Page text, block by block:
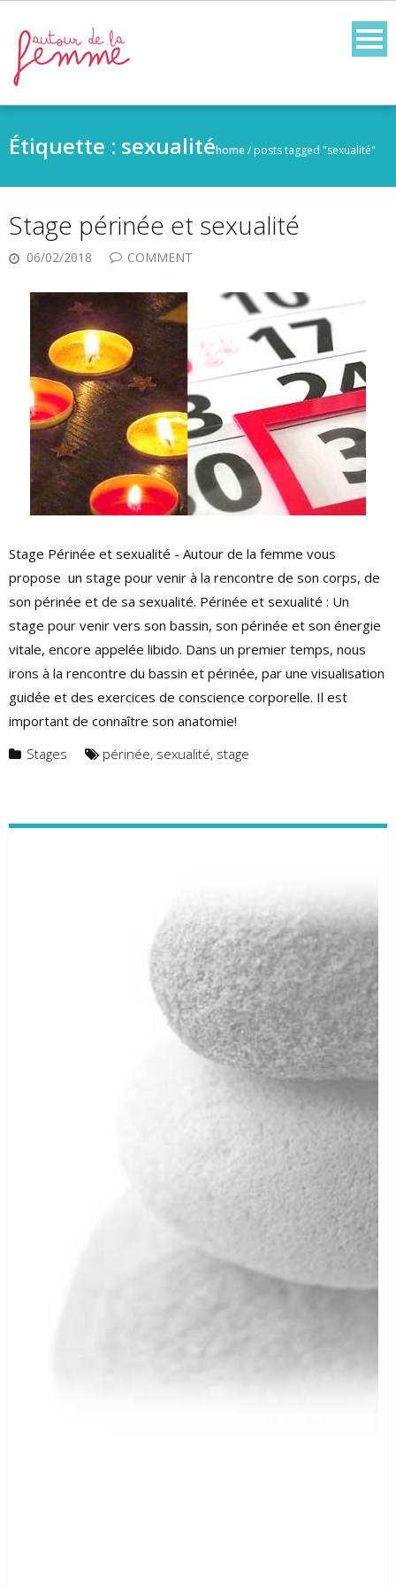
content
Étiquette : sexualitéhome/ posts tagged "sexualité"
Stage périnée et sexualité
06/02/2018 COMMENT
Stage Périnée et sexualité - Autour de la femme vous
propose un stage pour venir à la rencontre de son corps, de
son périnée et de sa sexualité. Périnée et sexualité : Un
stage pour venir vers son bassin, son périnée et son énergie
vitale, encore appelée libido. Dans un premier temps, nous
irons à la rencontre du bassin et périnée, par une visualisation
guidée et des exercices de conscience corporelle. Il est
important de connaître son anatomie!
Stages
périnée, sexualité, stage